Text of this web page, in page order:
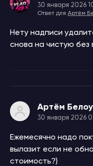
30 января 2026
Ответ для Артём
Нету надписи
снова на чистую без
Артём
30 января 2026
Ежемесячно надо
вылазит если не
стоимость?)